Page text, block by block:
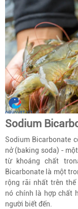
Sodium
Sodium Bicarbonate
nở (baking soda) -
từ khoáng chất
Bicarbonate là một
rộng rãi nhất trên
nó chính là hợp chất
người biết đến.